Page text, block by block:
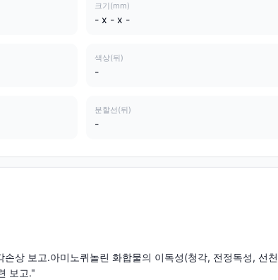
크기(mm)
- x - x -
색상(뒤)
-
분할선(뒤)
-
상 보고.아미노퀴놀린 화합물의 이독성(청각, 전정독성, 선
보고."